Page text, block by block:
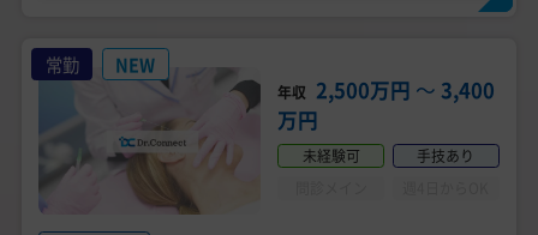
常勤 NEW
年収 2,500万円 〜 3,400
万円
未経験可
手技あり